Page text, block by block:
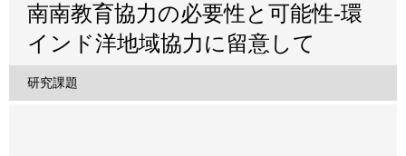
南南教育協力の必要性と可能性-環
インド洋地域協力に留意して
研究課題